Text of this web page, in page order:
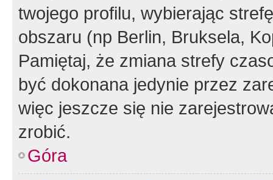
twojego profilu, wybierając
obszaru (np Berlin, Bruksela,
Pamiętaj, że zmiana strefy
być dokonana jedynie przez
więc jeszcze się nie
zrobić.
Góra